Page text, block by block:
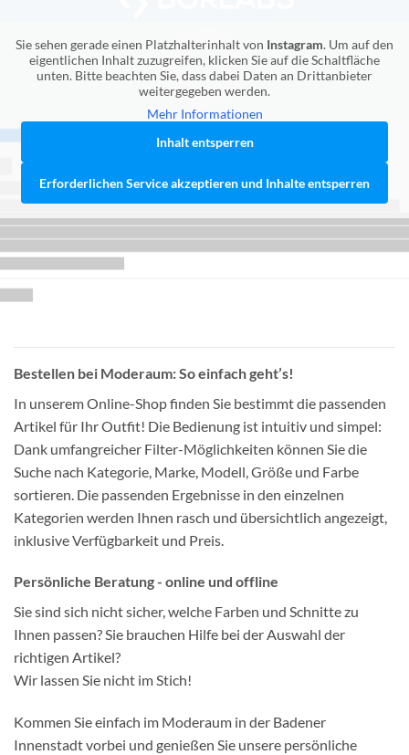
Sie sehen gerade einen Platzhalterinhalt von Instagram. Um auf den
eigentlichen Inhalt zuzugreifen, klicken Sie auf die Schaltfläche
unten. Bitte beachten Sie, dass dabei Daten an Drittanbieter
weitergegeben werden.
Mehr Informationen
Inhalt entsperren
Erforderlichen Service akzeptieren und Inhalte entsperren
Bestellen bei Moderaum: So einfach geht’s!
In unserem Online-Shop finden Sie bestimmt die passenden
Artikel für Ihr Outfit! Die Bedienung ist intuitiv und simpel:
Dank umfangreicher Filter-Möglichkeiten können Sie die
Suche nach Kategorie, Marke, Modell, Größe und Farbe
sortieren. Die passenden Ergebnisse in den einzelnen
Kategorien werden Ihnen rasch und übersichtlich angezeigt,
inklusive Verfügbarkeit und Preis.
Persönliche Beratung - online und offline
Sie sind sich nicht sicher, welche Farben und Schnitte zu
Ihnen passen? Sie brauchen Hilfe bei der Auswahl der
richtigen Artikel?
Wir lassen Sie nicht im Stich!
Kommen Sie einfach im Moderaum in der Badener
Innenstadt vorbei und genießen Sie unsere persönliche